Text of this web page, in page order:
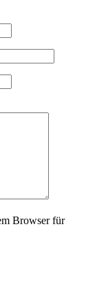
Browser für